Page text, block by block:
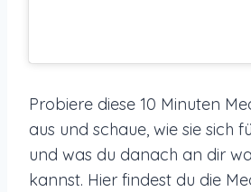
Probiere diese 10 Minuten
aus und schaue, wie sie sich
und was du danach an dir
kannst. Hier findest du die